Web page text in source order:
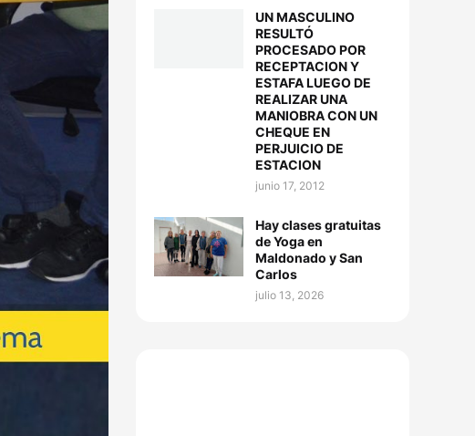
UN MASCULINO
RESULTÓ
PROCESADO POR
RECEPTACION Y
ESTAFA LUEGO DE
REALIZAR UNA
MANIOBRA CON UN
CHEQUE EN
PERJUICIO DE
ESTACION
junio 17, 2012
Hay clases gratuitas
de Yoga en
Maldonado y San
Carlos
julio 13, 2026